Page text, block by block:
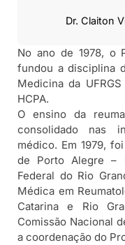
Dr. Claiton
No ano de 1978, o
fundou a disciplina
Medicina da
HCPA.
O ensino da
consolidado nas
médico. Em 1979,
de Porto Alegre –
Federal do Rio
Médica em
Catarina e Rio
Comissão Nacional
a coordenação do